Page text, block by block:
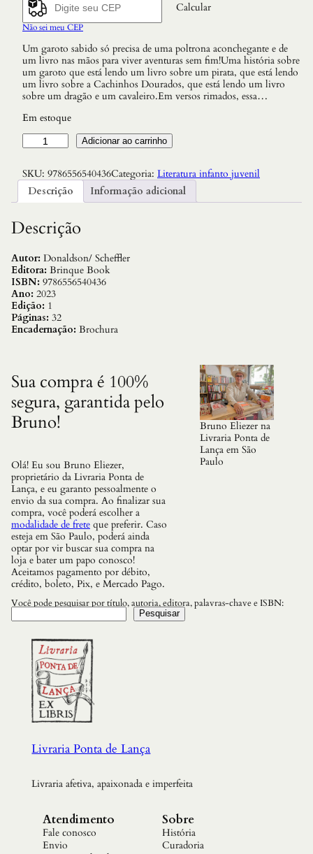
Calcular
Não sei meu CEP
Um garoto sabido só precisa de uma poltrona aconchegante e de
um livro nas mãos para viver aventuras sem fim!Uma história sobre
um garoto que está lendo um livro sobre um pirata, que está lendo
um livro sobre a Cachinhos Dourados, que está lendo um livro
sobre um dragão e um cavaleiro.Em versos rimados, essa…
Em estoque
L
i
r
e
f
r
i
d
o
d
e
U
r
o
t
o
S
i
d
o
,
O
q
u
a
n
t
i
d
a
e
Adicionar ao carrinho
SKU: 9786556540436Categoria: Literatura infanto juvenil
Descrição
Informação adicional
Descrição
Autor: Donaldson/ Scheffler
Editora: Brinque Book
ISBN: 9786556540436
Ano: 2023
Edição: 1
Páginas: 32
Encadernação: Brochura
Sua compra é 100%
segura, garantida pelo
Bruno!
Olá! Eu sou Bruno Eliezer,
proprietário da Livraria Ponta de
Lança, e eu garanto pessoalmente o
envio da sua compra. Ao finalizar sua
compra, você poderá escolher a
modalidade de frete que preferir. Caso
esteja em São Paulo, poderá ainda
optar por vir buscar sua compra na
loja e bater um papo conosco!
Aceitamos pagamento por débito,
crédito, boleto, Pix, e Mercado Pago.
Bruno Eliezer na
Livraria Ponta de
Lança em São
Paulo
Você pode pesquisar por título, autoria, editora, palavras-chave e ISBN:
Pesquisar
Livraria Ponta de Lança
Livraria afetiva, apaixonada e imperfeita
Atendimento
Fale conosco
Envio
Sobre
História
Curadoria